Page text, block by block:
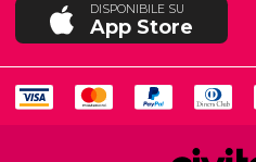
DISPONIBILE SU
App Store